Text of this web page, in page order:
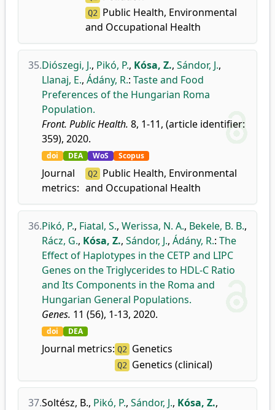
Q2
Public Health, Environmental
and Occupational Health
35.Diószegi, J., Pikó, P., Kósa, Z., Sándor, J.,
Llanaj, E., Ádány, R.: Taste and Food
Preferences of the Hungarian Roma
Population.
Front. Public Health. 8, 1-11, (article identifier:
359), 2020.
doi DEA WoS Scopus
Journal
metrics:
Q2
Public Health, Environmental
and Occupational Health
36.Pikó, P., Fiatal, S., Werissa, N. A., Bekele, B. B.,
Rácz, G., Kósa, Z., Sándor, J., Ádány, R.: The
Effect of Haplotypes in the CETP and LIPC
Genes on the Triglycerides to HDL-C Ratio
and Its Components in the Roma and
Hungarian General Populations.
Genes. 11 (56), 1-13, 2020.
doi DEA
Journal metrics: Q2 Genetics
Q2 Genetics (clinical)
37.Soltész, B., Pikó, P., Sándor, J., Kósa, Z.,